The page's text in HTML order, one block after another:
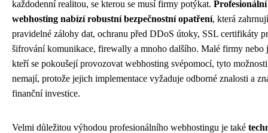
každodenní realitou, se kterou se musí firmy potýkat. Profesionální
webhosting nabízí robustní bezpečnostní opatření, která zahrnují
pravidelné zálohy dat, ochranu před DDoS útoky, SSL certifikáty
šifrování komunikace, firewally a mnoho dalšího. Malé firmy nebo
kteří se pokoušejí provozovat webhosting svépomocí, tyto
nemají, protože jejich implementace vyžaduje odborné znalosti a
finanční investice.
Velmi důležitou výhodou profesionálního webhostingu je také